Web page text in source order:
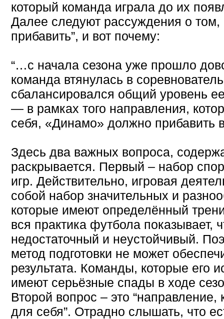
который команда играла до их
Далее следуют рассуждения о
прибавить”, и вот почему:
“…с начала сезона уже прошло
команда втянулась в
сбалансировался общий уровень
— в рамках того направления,
себя, «Динамо» должно прибавить
Здесь два важных вопроса,
раскрывается. Первый – набор
игр. Действительно, игровая
собой набор значительных и
которые имеют определённый
вся практика футбола показывает,
недостаточный и неустойчивый.
метод подготовки не может
результата. Команды, которые его
имеют серьёзные спады в ходе
Второй вопрос – это
для себя”. Отрадно слышать, что